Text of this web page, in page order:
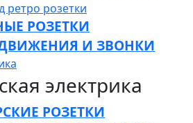
ретро розетки
РОЗЕТКИ
И ЗВОНКИ
электрика
РОЗЕТКИ